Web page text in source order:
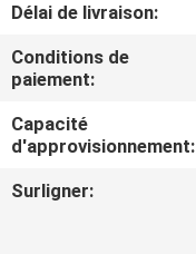
QUALITÉ
CONTACTEZ-
NOUS
DEMANDEZ
Délai de livraison:
Conditions de
paiement:
Capacité
d'approvisionnement:
Surligner: